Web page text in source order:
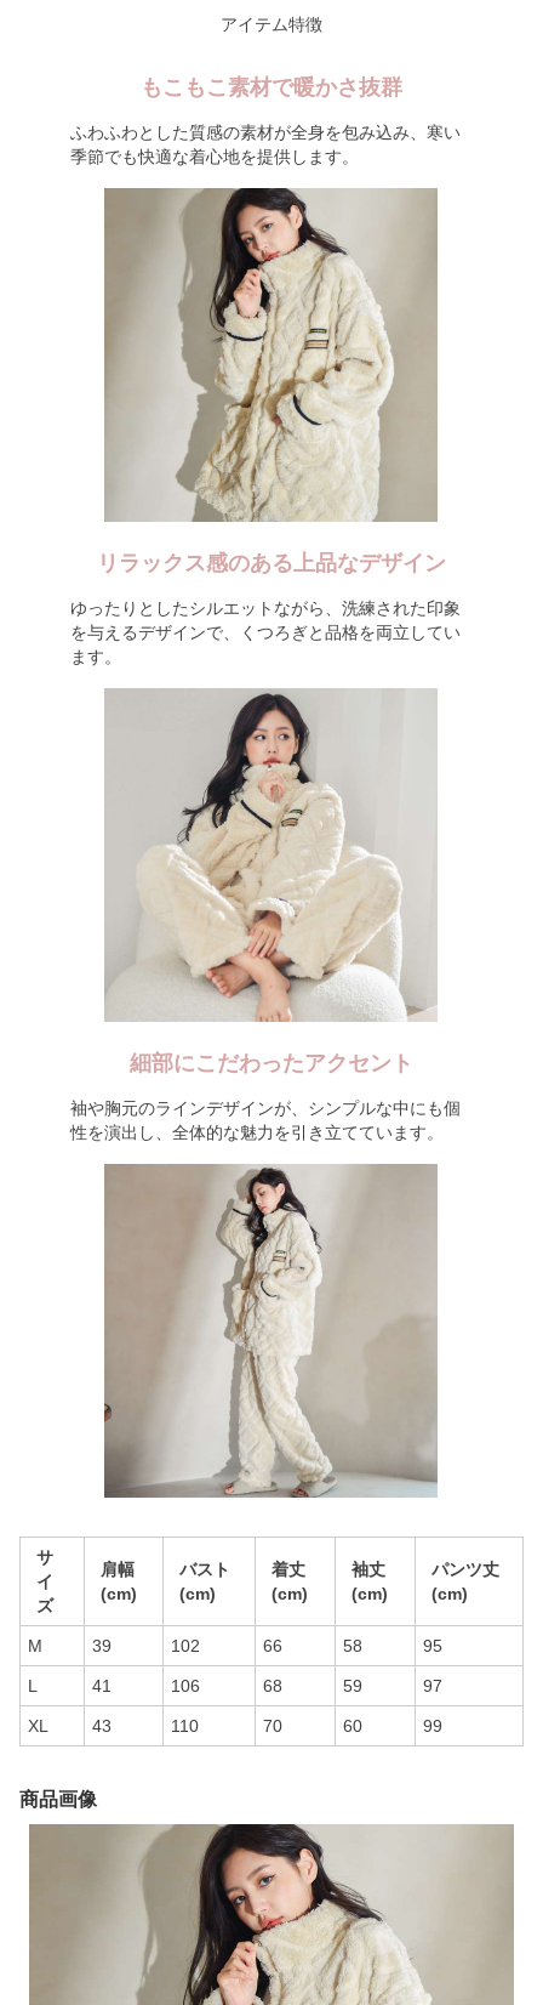
アイテム特徴
もこもこ素材で暖かさ抜群
ふわふわとした質感の素材が全身を包み込み、寒い
季節でも快適な着心地を提供します。
リラックス感のある上品なデザイン
ゆったりとしたシルエットながら、洗練された印象
を与えるデザインで、くつろぎと品格を両立してい
ます。
細部にこだわったアクセント
袖や胸元のラインデザインが、シンプルな中にも個
性を演出し、全体的な魅力を引き立てています。
サ
イ
ズ
肩幅
(cm)
バスト
(cm)
着丈
(cm)
袖丈
(cm)
パンツ丈
(cm)
M 39 102 66 58 95
L 41 106 68 59 97
XL 43 110 70 60 99
商品画像